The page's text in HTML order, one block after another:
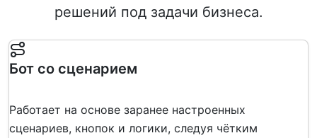
решений под задачи бизнеса.
Бот со сценарием
Работает на основе заранее настроенных
сценариев, кнопок и логики, следуя чётким